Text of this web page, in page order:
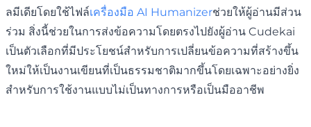
ลมีเดียโดยใช้ไฟล์เครื่องมือ AI Humanizerช่วยให้ผู้อ่านมีส่วน
ร่วม สิ่งนี้ช่วยในการส่งข้อความโดยตรงไปยังผู้อ่าน Cudekai
เป็นตัวเลือกที่มีประโยชน์สำหรับการเปลี่ยนข้อความที่สร้างขึ้น
ใหม่ให้เป็นงานเขียนที่เป็นธรรมชาติมากขึ้นโดยเฉพาะอย่างยิ่ง
สำหรับการใช้งานแบบไม่เป็นทางการหรือเป็นมืออาชีพ